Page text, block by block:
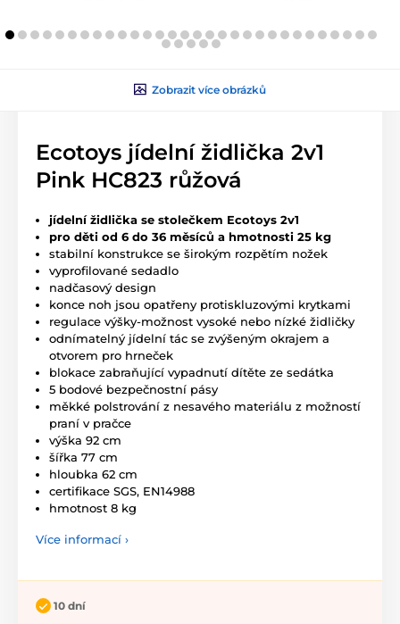
Zobrazit více obrázků
Ecotoys jídelní židlička 2v1
Pink HC823 růžová
jídelní židlička se stolečkem Ecotoys 2v1
pro děti od 6 do 36 měsíců a hmotnosti 25 kg
stabilní konstrukce se širokým rozpětím nožek
vyprofilované sedadlo
nadčasový design
konce noh jsou opatřeny protiskluzovými krytkami
regulace výšky-možnost vysoké nebo nízké židličky
odnímatelný jídelní tác se zvýšeným okrajem a
otvorem pro hrneček
blokace zabraňující vypadnutí dítěte ze sedátka
5 bodové bezpečnostní pásy
měkké polstrování z nesavého materiálu z možností
praní v pračce
výška 92 cm
šířka 77 cm
hloubka 62 cm
certifikace SGS, EN14988
hmotnost 8 kg
Více informací ›
10 dní